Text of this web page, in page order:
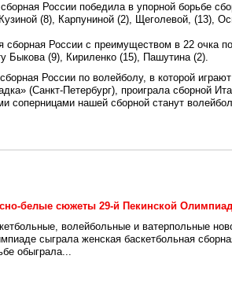
России победила в упорной борьбе
(8), Карпуниной (2), Щеголевой, (13),
сборная России с преимуществом в 22 очка
Быкова (9), Кириленко (15), Пашутина (2).
России по волейболу, в которой
(Санкт-Петербург), проиграла сборной
соперницами нашей сборной станут
белые сюжеты 29-й Пекинской
волейбольные и ватерпольные
сыграла женская баскетбольная
обыграла...